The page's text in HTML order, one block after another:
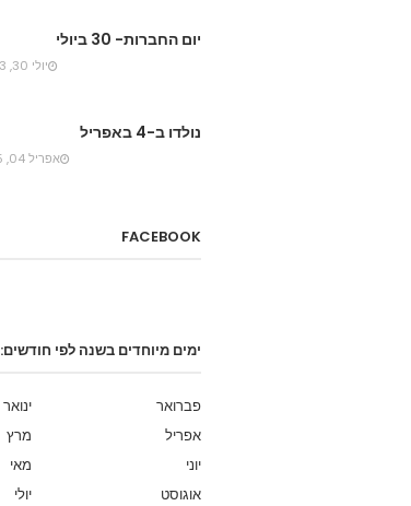
יום החברות- 30 ביולי
יולי 30, 2023
נולדו ב-4 באפריל
אפריל 04, 2015
FACEBOOK
ימים מיוחדים בשנה לפי חודשים:
ינואר
פברואר
מרץ
אפריל
מאי
יוני
יולי
אוגוסט